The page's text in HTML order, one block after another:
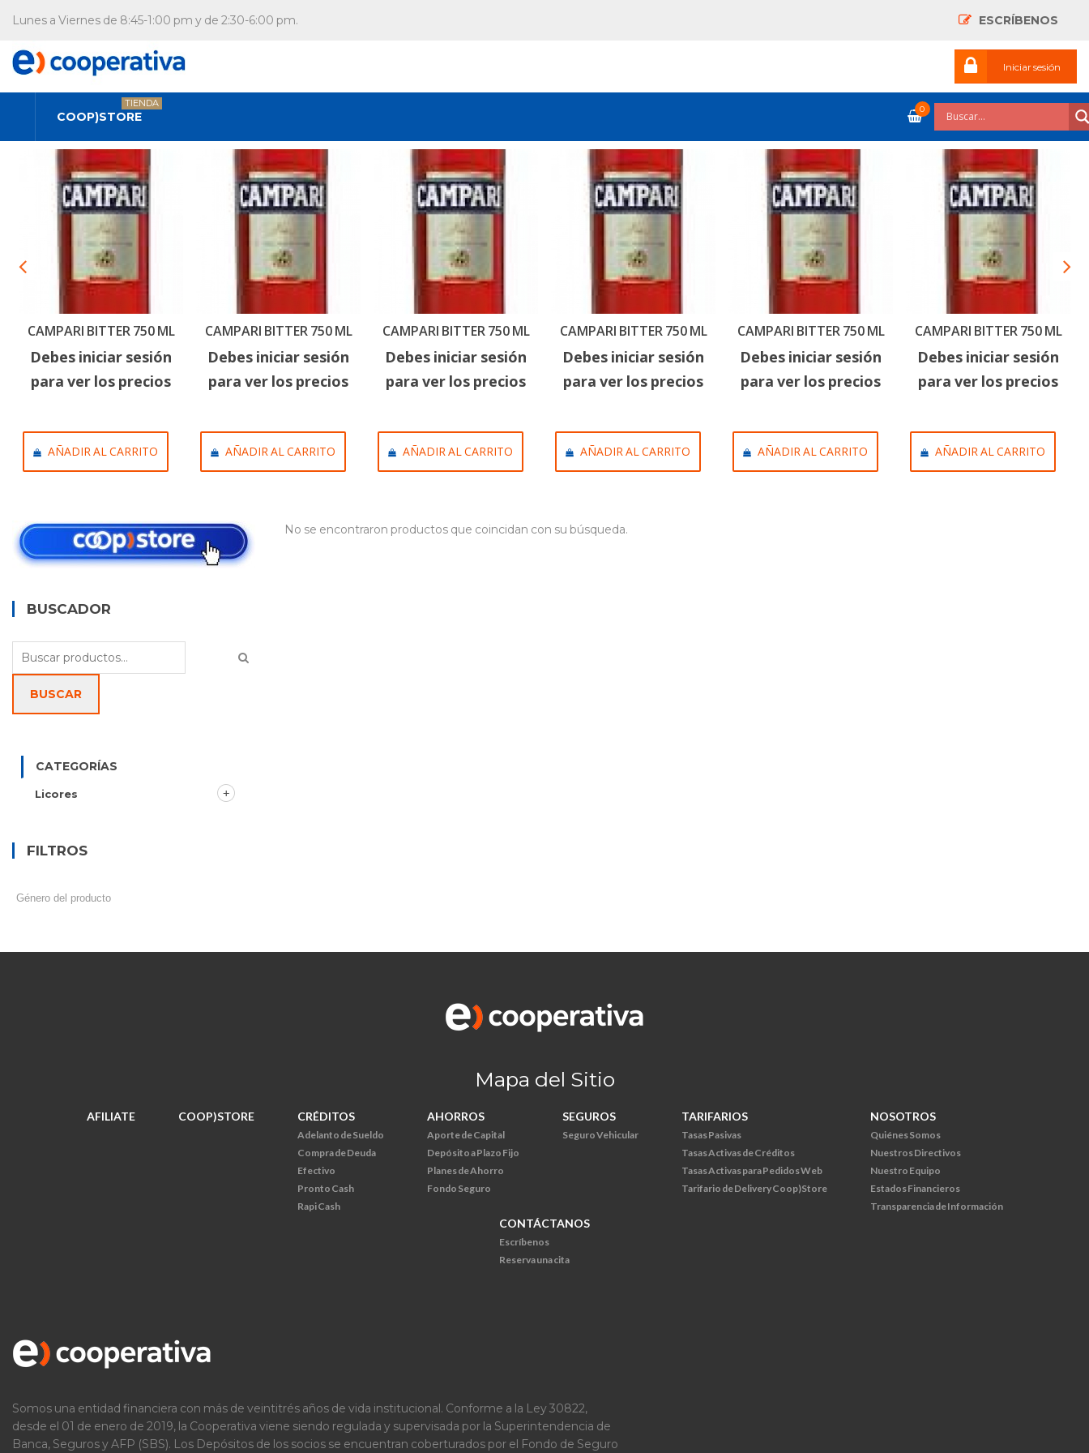
Lunes a Viernes de 8:45-1:00 pm y de 2:30-6:00 pm. ESCRÍBENOS
Iniciar sesión
COOP)STORE
TIENDA
0
CAMPARI BITTER 750 ML
Debes iniciar sesión
para ver los precios
AÑADIR AL CARRITO
CAMPARI BITTER 750 ML
Debes iniciar sesión
para ver los precios
AÑADIR AL CARRITO
CAMPARI BITTER 750 ML
Debes iniciar sesión
para ver los precios
AÑADIR AL CARRITO
CAMPARI BITTER 750 ML
Debes iniciar sesión
para ver los precios
AÑADIR AL CARRITO
CAMPARI BITTER 750 ML
Debes iniciar sesión
para ver los precios
AÑADIR AL CARRITO
CAMPARI BITTER 750 ML
Debes iniciar sesión
para ver los precios
AÑADIR AL CARRITO
No se encontraron productos que coincidan con su búsqueda.
BUSCADOR
Buscar
BUSCAR
CATEGORÍAS
Licores
FILTROS
Mapa del Sitio
AFILIATE COOP)STORE CRÉDITOS
Adelanto de Sueldo
Compra de Deuda
Efectivo
Pronto Cash
Rapi Cash
AHORROS
Aporte de Capital
Depósito a Plazo Fijo
Planes de Ahorro
Fondo Seguro
SEGUROS
Seguro Vehicular
TARIFARIOS
Tasas Pasivas
Tasas Activas de Créditos
Tasas Activas para Pedidos Web
Tarifario de Delivery Coop)Store
NOSOTROS
Quiénes Somos
Nuestros Directivos
Nuestro Equipo
Estados Financieros
Transparencia de Información
CONTÁCTANOS
Escríbenos
Reserva una cita
Somos una entidad financiera con más de veintitrés años de vida institucional. Conforme a la Ley 30822,
desde el 01 de enero de 2019, la Cooperativa viene siendo regulada y supervisada por la Superintendencia de
Banca, Seguros y AFP (SBS). Los Depósitos de los socios se encuentran coberturados por el Fondo de Seguro